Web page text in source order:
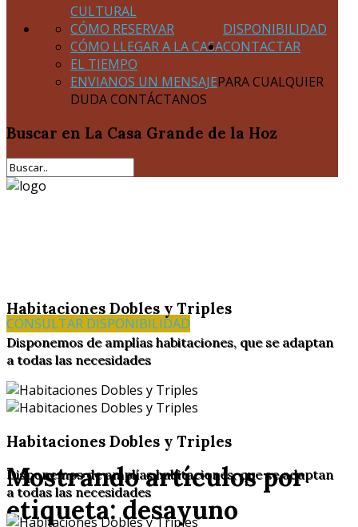
CULTURAL
DISPONIBILIDAD
CÓMO RESERVAR
CÓMO LLEGAR A LA CASA
EL TIEMPO
CONTACTAR
ENVIANOS UN MENSAJEPARA CUALQUIER
DUDA CONTÁCTANOS
Buscar en La Casa Grande de la Hoz
Habitaciones Dobles y Triples
Disponemos de amplías habitaciones, que se adaptan
a todas las necesidades
Habitaciones Dobles y Triples
Disponemos de amplías habitaciones, que se adaptan
a todas las necesidades
CONSULTAR DISPONIBILIDAD
Mostrando artículos por
etiqueta: desayuno